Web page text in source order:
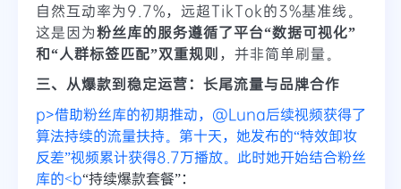
自然互动率为9.7%，远超TikTok的3%基准线。
这是因为粉丝库的服务遵循了平台“数据可视化”
和“人群标签匹配”双重规则，并非简单刷量。
三、从爆款到稳定运营：长尾流量与品牌合作
p>借助粉丝库的初期推动，@Luna后续视频获得了
算法持续的流量扶持。第十天，她发布的“特效卸妆
反差”视频累计获得8.7万播放。此时她开始结合粉丝
库的<b“持续爆款套餐”：